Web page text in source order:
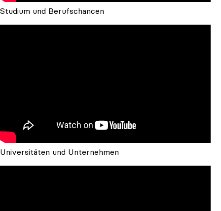
Studium und Berufschancen
Universitäten und Unternehmen